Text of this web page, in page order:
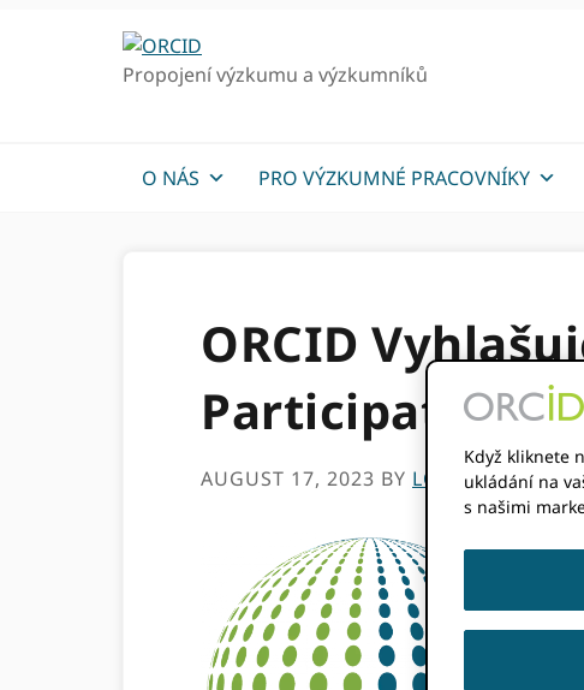
Propojení výzkumu a výzkumníků
O NÁS PRO VÝZKUMNÉ PRACOVNÍKY
ORCID
Participation
AUGUST 17, 2023 BY LOMBE TEMBO
Když kliknete
ukládání na
s našimi